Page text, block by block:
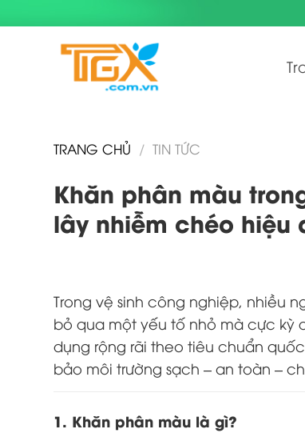
to
TRANG CHỦ / TIN TỨC
Khăn phân màu
lây nhiễm chéo hiệu
Trong vệ sinh công nghiệp, nhiều
bỏ qua một yếu tố nhỏ mà cực kỳ
dụng rộng rãi theo tiêu chuẩn quốc
bảo môi trường sạch – an toàn –
1. Khăn phân màu là gì?